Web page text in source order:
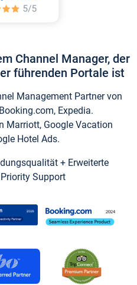
Channel Manager, der
führenden Portale ist
Management Partner von
Expedia.
Marriott, Google Vacation
Hotel Ads.
+ Erweiterte
Support